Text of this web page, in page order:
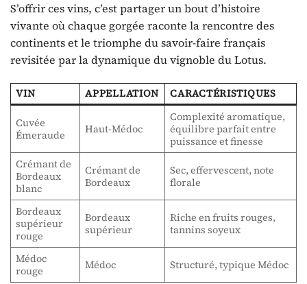
S’offrir ces vins, c’est partager un bout d’histoire
vivante où chaque gorgée raconte la rencontre des
continents et le triomphe du savoir-faire français
revisitée par la dynamique du vignoble du Lotus.
VIN APPELLATION CARACTÉRISTIQUES
Cuvée
Émeraude
Haut-Médoc
Complexité aromatique,
équilibre parfait entre
puissance et finesse
Crémant de
Bordeaux
blanc
Crémant de
Bordeaux
Sec, effervescent, note
florale
Bordeaux
supérieur
rouge
Bordeaux
supérieur
Riche en fruits rouges,
tannins soyeux
Médoc
rouge
Médoc Structuré, typique Médoc